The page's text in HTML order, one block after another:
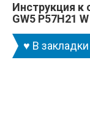
Инструкция к
GW5 P57H21 W
♥ В закладки